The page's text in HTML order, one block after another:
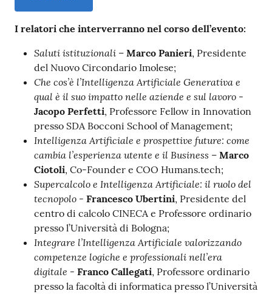
I relatori che interverranno nel corso dell’evento:
Saluti istituzionali – Marco Panieri, Presidente
del Nuovo Circondario Imolese;
Che cos’è l’Intelligenza Artificiale Generativa e
qual è il suo impatto nelle aziende e sul lavoro -
Jacopo Perfetti, Professore Fellow in Innovation
presso SDA Bocconi School of Management;
Intelligenza Artificiale e prospettive future: come
cambia l’esperienza utente e il Business – Marco
Ciotoli, Co-Founder e COO Humans.tech;
Supercalcolo e Intelligenza Artificiale: il ruolo del
tecnopolo - Francesco Ubertini, Presidente del
centro di calcolo CINECA e Professore ordinario
presso l’Università di Bologna;
Integrare l’Intelligenza Artificiale valorizzando
competenze logiche e professionali nell’era
digitale - Franco Callegati, Professore ordinario
presso la facoltà di informatica presso l’Università